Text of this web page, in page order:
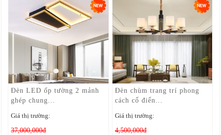
Đèn LED ốp tường 2 mảnh
ghép chung...
Giá thị trường:
37,000,000đ
Đèn chùm trang trí phong
cách cổ điển...
Giá thị trường:
4,500,000đ